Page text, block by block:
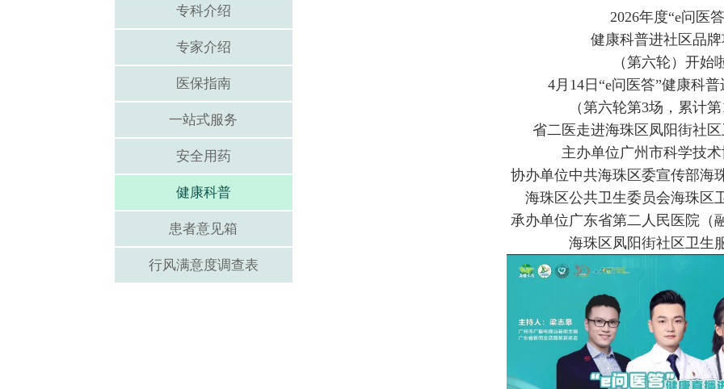
专科介绍
专家介绍
医保指南
一站式服务
安全用药
健康科普
患者意见箱
行风满意度调查表
2026年度“e问医
健康科普进社区品
（第六轮）开始
4月14日“e问医答”健康科
（第六轮第3场，累计
省二医走进海珠区凤阳街社
主办单位广州市科学技
协办单位中共海珠区委宣传部海
海珠区公共卫生委员会海珠区
承办单位广东省第二人民医院（
海珠区凤阳街社区卫生